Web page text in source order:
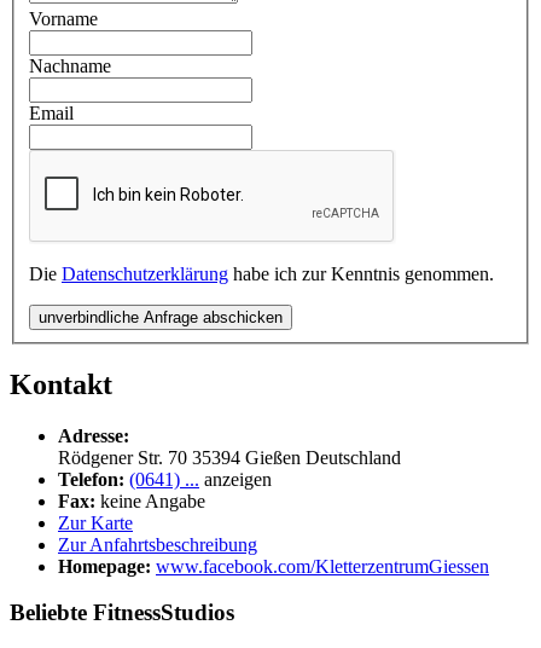
Vorname
Nachname
Email
Die Datenschutzerklärung habe ich zur Kenntnis genommen.
unverbindliche Anfrage abschicken
Kontakt
Adresse:
Rödgener Str. 70 35394 Gießen Deutschland
Telefon: (0641) ... anzeigen
Fax: keine Angabe
Zur Karte
Zur Anfahrtsbeschreibung
Homepage: www.facebook.com/KletterzentrumGiessen
Beliebte FitnessStudios